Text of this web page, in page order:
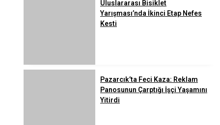
Uluslararası Bisiklet
Yarışması’nda İkinci Etap Nefes
Kesti
Pazarcık’ta Feci Kaza: Reklam
Panosunun Çarptığı İşçi Yaşamını
Yitirdi